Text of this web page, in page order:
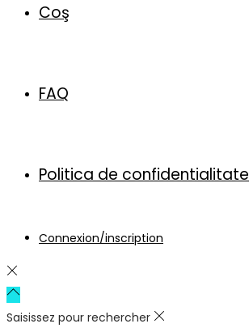
Coş
FAQ
Politica de confidentialitate
Connexion/inscription
Saisissez pour rechercher